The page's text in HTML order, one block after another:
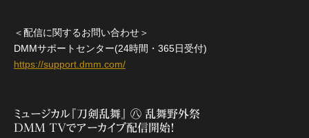
＜配信に関するお問い合わせ＞
DMMサポートセンター(24時間・365日受付)
https://support.dmm.com/
ミュージカル『刀剣乱舞』 ㊇ 乱舞野外祭
DMM TVでアーカイブ配信開始！